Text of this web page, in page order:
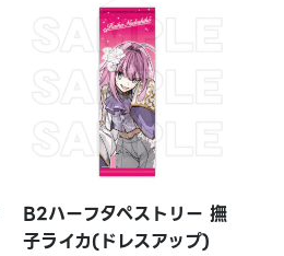
B2ハーフタペストリー 撫
子ライカ(ドレスアップ)